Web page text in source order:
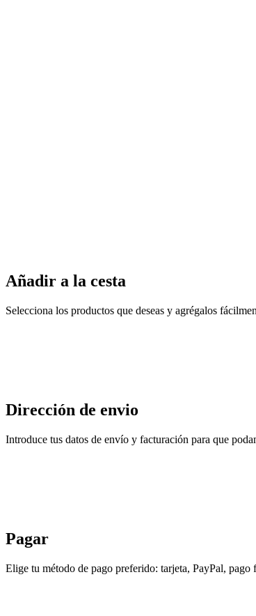
Añadir a la cesta
Selecciona los productos que deseas y agrégalos
Dirección de envio
Introduce tus datos de envío y facturación para que
Pagar
Elige tu método de pago preferido: tarjeta, PayPal,